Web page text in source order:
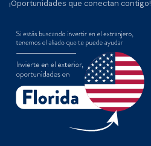
¡Oportunidades que conectan contigo!